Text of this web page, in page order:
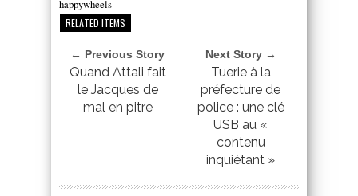
happywheels
RELATED ITEMS
← Previous Story
Quand Attali fait
le Jacques de
mal en pitre
Next Story →
Tuerie à la
préfecture de
police : une clé
USB au «
contenu
inquiétant »